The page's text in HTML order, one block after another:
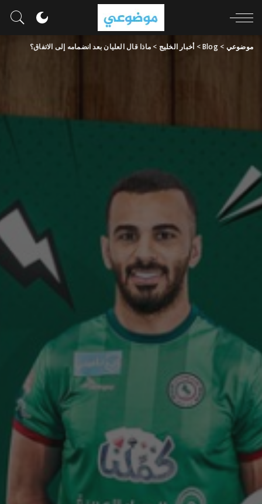
موضوعي >
Blog
> أخبار الخليج >ماذا قال العليان بعد انضمامه إلى الاتفاق؟